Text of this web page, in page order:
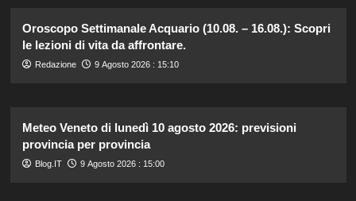
Oroscopo Settimanale Acquario (10.08. – 16.08.): Scopri
le lezioni di vita da affrontare.
Redazione 9 Agosto 2026 : 15:10
Meteo Veneto di lunedì 10 agosto 2026: previsioni
provincia per provincia
Blog.IT 9 Agosto 2026 : 15:00